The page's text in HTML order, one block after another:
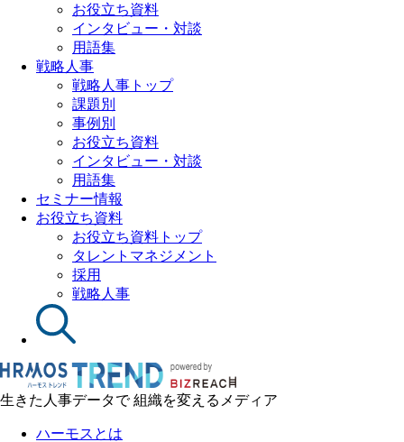
お役立ち資料
インタビュー・対談
用語集
戦略人事
戦略人事トップ
課題別
事例別
お役立ち資料
インタビュー・対談
用語集
セミナー情報
お役立ち資料
お役立ち資料トップ
タレントマネジメント
採用
戦略人事
生きた人事データで 組織を変えるメディア
ハーモスとは